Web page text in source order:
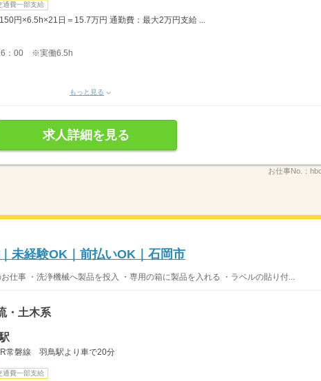
通費一部支給
円×6.5h×21日＝15.7万円 通勤費：最大2万円支給 ...
：00 ※実働6.5h
もっと見る
求人詳細を見る
お仕事No.：
未経験OK｜前払いOK｜石岡市
仕事 ・洗浄機械へ製品を投入 ・専用の箱に製品を入れる ・ラベルの貼り付...
・土木系
常磐線 羽鳥駅より車で20分
通費一部支給